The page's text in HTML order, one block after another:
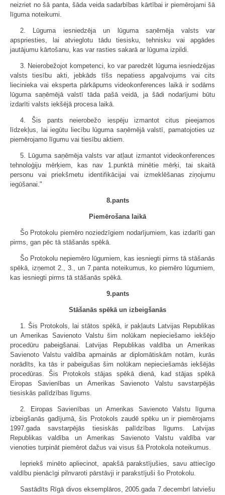
neizriet no šā panta, šāda veida sadarbības kārtībai ir piemērojami šā
līguma noteikumi.
2. Lūguma iesniedzēja un lūguma saņēmēja valsts var
apspriesties, lai atvieglotu tādu tiesisku, tehnisku vai apgādes
jautājumu kārtošanu, kas var rasties sakarā ar lūguma izpildi.
3. Neierobežojot kompetenci, ko var paredzēt lūguma iesniedzējas
valsts tiesību akti, jebkāds tīšs nepatiess apgalvojums vai cits
liecinieka vai eksperta pārkāpums videokonferences laikā ir sodāms
lūguma saņēmējā valstī tāda pašā veidā, ja šādi nodarījumi būtu
izdarīti valsts iekšējā procesa laikā.
4. Šis pants neierobežo iespēju izmantot citus pieejamos
līdzekļus, lai iegūtu liecību lūguma saņēmējā valstī, pamatojoties uz
piemērojamo līgumu vai tiesību aktiem.
5. Lūguma saņēmēja valsts var atļaut izmantot videokonferences
tehnoloģiju mērķiem, kas nav 1.punktā minētie mērķi, tai skaitā
personu vai priekšmetu identifikācijai vai izmeklēšanas ziņojumu
iegūšanai."
8.pants
Piemērošana laikā
Šo Protokolu piemēro noziedzīgiem nodarījumiem, kas izdarīti gan
pirms, gan pēc tā stāšanās spēkā.
Šo Protokolu nepiemēro lūgumiem, kas iesniegti pirms tā stāšanās
spēkā, izņemot 2., 3., un 7.panta noteikumus, ko piemēro lūgumiem,
kas iesniegti pirms tā stāšanās spēkā.
9.pants
Stāšanās spēkā un izbeigšanās
1. Šis Protokols, lai stātos spēkā, ir pakļauts Latvijas Republikas
un Amerikas Savienoto Valstu šim nolūkam nepieciešamo iekšējo
procedūru pabeigšanai. Latvijas Republikas valdība un Amerikas
Savienoto Valstu valdība apmainās ar diplomātiskām notām, kurās
norādīts, ka tās ir pabeigušas šim nolūkam nepieciešamās iekšējās
procedūras. Šis Protokols stājas spēkā dienā, kad stājas spēkā
Eiropas Savienības un Amerikas Savienoto Valstu savstarpējās
tiesiskās palīdzības līgums.
2. Eiropas Savienības un Amerikas Savienoto Valstu līguma
izbeigšanās gadījumā, šis Protokols zaudē spēku un ir piemērojams
1997.gada savstarpējās tiesiskās palīdzības līgums. Latvijas
Republikas valdība un Amerikas Savienoto Valstu valdība var
vienoties turpināt piemērot dažus vai visus šā Protokola noteikumus.
Iepriekš minēto apliecinot, apakšā parakstījušies, savu attiecīgo
valdību pienācīgi pilnvaroti pārstāvji ir parakstījuši šo Protokolu.
Sastādīts Rīgā divos eksemplāros, 2005.gada 7.decembrī latviešu